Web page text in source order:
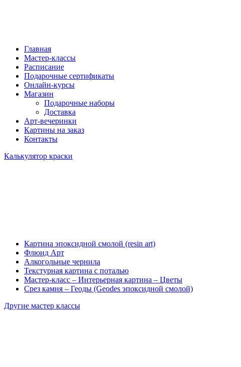
Главная
Мастер-классы
Расписание
Подарочные сертификаты
Онлайн-курсы
Магазин
Подарочные наборы
Доставка
Арт-вечеринки
Картины на заказ
Контакты
Калькулятор краски
Картина эпоксидной смолой (resin art)
Флюид Арт
Алкогольные чернила
Текстурная картина с поталью
Мастер-класс – Интерьерная картина – Цветы
Срез камня – Геоды (Geodes эпоксидной смолой)
Другие мастер классы